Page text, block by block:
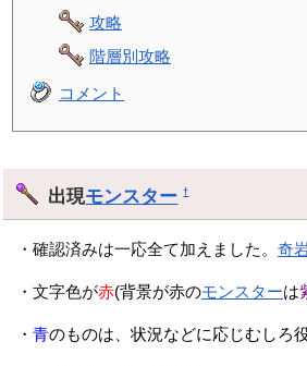
攻略
階層別攻略
コメント
出現モンスター †
・確認済みは一応全て加えました。奇
・文字色が赤(背景が赤のモンスターは
・青のものは、状況などに応じむしろ